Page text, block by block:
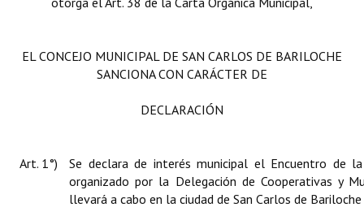
EL CONCEJO MUNICIPAL DE SAN CARLOS DE BARILOCHE
SANCIONA CON CARÁCTER DE
DECLARACIÓN
Art. 1°)
Se declara de interés municipal el Encuentro de
organizado por la Delegación de Cooperativas y
llevará a cabo en la ciudad de San Carlos de